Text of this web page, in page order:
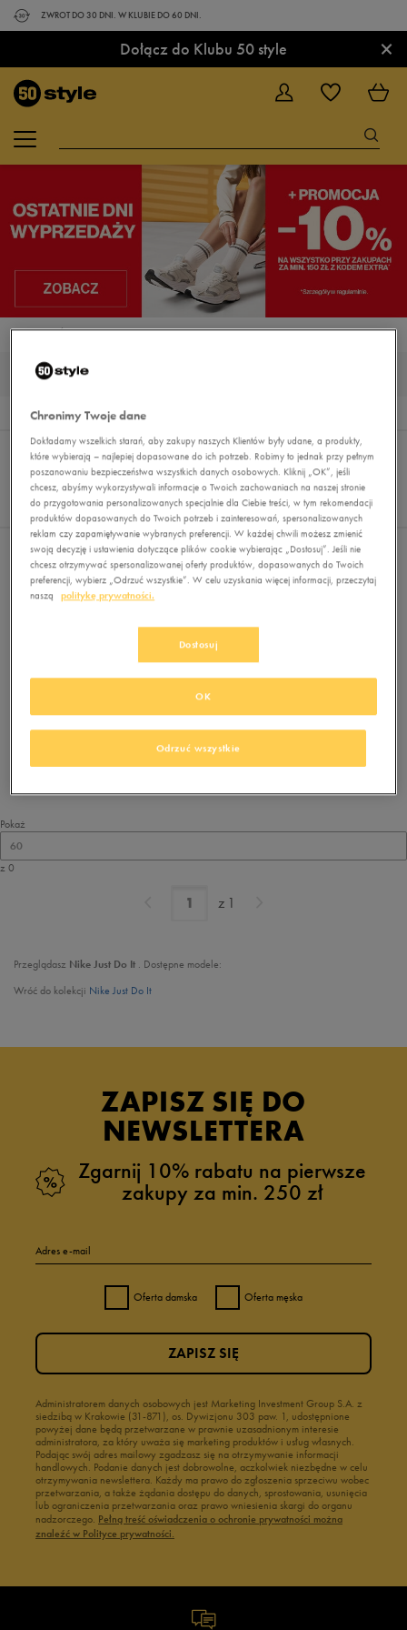
ZWROT DO 30 DNI. W KLUBIE DO 60 DNI.
Dołącz do Klubu 50 style ×
STRONA GŁÓWNA NIKE JUST DO IT
0
Wyników
Sortuj:
REKOMENDOWANE
FILTRUJ
Pokaż
60
z 0
Nie wybrano filtrów
Brak produktów do wyświetlenia
Zmień kryteria wyszukiwania lub
usuń wybrane filtry
Pokaż
60
z 0
z 1
Przeglądasz Nike Just Do It . Dostępne modele:
Wróć do kolekcji Nike Just Do It
ZAPISZ SIĘ DO
NEWSLETTERA
Zgarnij 10% rabatu na pierwsze
zakupy za min. 250 zł
Adres e-mail
Oferta damska Oferta męska
Administratorem danych osobowych jest Marketing Investment Group S.A. z
siedzibą w Krakowie (31-871), os. Dywizjonu 303 paw. 1, udostępnione
powyżej dane będą przetwarzane w prawnie uzasadnionym interesie
administratora, za który uważa się marketing produktów i usług własnych.
Podając swój adres mailowy zgadzasz się na otrzymywanie informacji
handlowych. Podanie danych jest dobrowolne, aczkolwiek niezbędne w celu
otrzymywania newslettera. Każdy ma prawo do zgłoszenia sprzeciwu wobec
przetwarzania, a także żądania dostępu do danych, sprostowania, usunięcia
lub ograniczenia przetwarzania oraz prawo wniesienia skargi do organu
nadzorczego. Pełną treść oświadczenia o ochronie prywatności można
znaleźć w Polityce prywatności.
ZAPISZ SIĘ
Chronimy Twoje dane
Dokładamy wszelkich starań, aby zakupy naszych Klientów były udane, a produkty,
które wybierają – najlepiej dopasowane do ich potrzeb. Robimy to jednak przy pełnym
poszanowaniu bezpieczeństwa wszystkich danych osobowych. Kliknij „OK”, jeśli
chcesz, abyśmy wykorzystywali informacje o Twoich zachowaniach na naszej stronie
do przygotowania personalizowanych specjalnie dla Ciebie treści, w tym rekomendacji
produktów dopasowanych do Twoich potrzeb i zainteresowań, spersonalizowanych
reklam czy zapamiętywanie wybranych preferencji. W każdej chwili możesz zmienić
swoją decyzję i ustawienia dotyczące plików cookie wybierając „Dostosuj”. Jeśli nie
chcesz otrzymywać spersonalizowanej oferty produktów, dopasowanych do Twoich
preferencji, wybierz „Odrzuć wszystkie”. W celu uzyskania więcej informacji, przeczytaj
naszą
politykę prywatności.
Dostosuj
Odrzuć wszystkie
OK